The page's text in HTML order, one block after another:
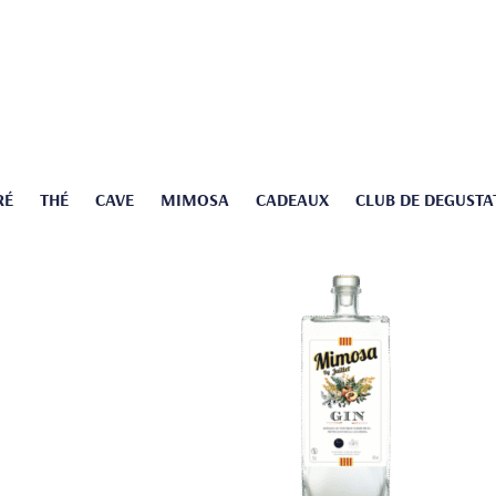
THÉ CAVE MIMOSA CADEAUX CLUB DE